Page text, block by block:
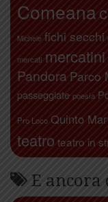
Comeana
Michele fichi secchi
mercati mercatini
Pandora Parco
passeggiate poesia
Pro Loco Quinto
teatro teatro in
E